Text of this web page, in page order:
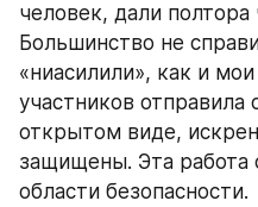
человек, дали полтора
Большинство не
«ниасилили», как и
участников
открытом виде,
защищены. Эта работа
области безопасности.